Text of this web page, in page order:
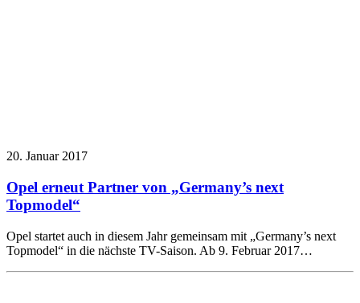
20. Januar 2017
Opel erneut Partner von „Germany’s next
Topmodel“
Opel startet auch in diesem Jahr gemeinsam mit „Germany’s next
Topmodel“ in die nächste TV-Saison. Ab 9. Februar 2017…